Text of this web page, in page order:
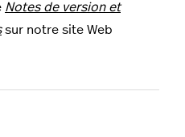
Notes de version et
sur notre site Web